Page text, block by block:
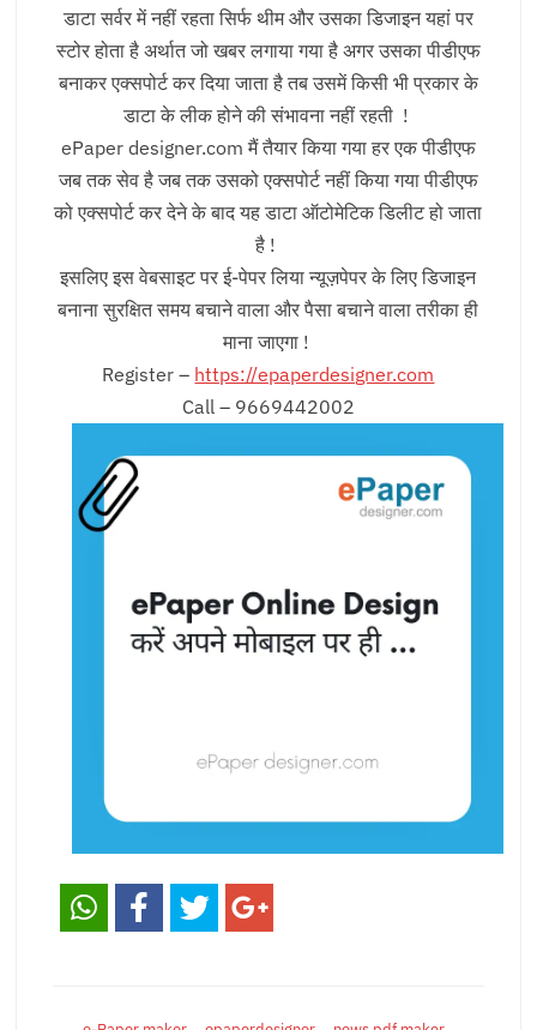
डाटा सर्वर में नहीं रहता सिर्फ थीम और उसका डिजाइन यहां पर
स्टोर होता है अर्थात जो खबर लगाया गया है अगर उसका पीडीएफ
बनाकर एक्सपोर्ट कर दिया जाता है तब उसमें किसी भी प्रकार के
डाटा के लीक होने की संभावना नहीं रहती !
ePaper designer.com मैं तैयार किया गया हर एक पीडीएफ
जब तक सेव है जब तक उसको एक्सपोर्ट नहीं किया गया पीडीएफ
को एक्सपोर्ट कर देने के बाद यह डाटा ऑटोमेटिक डिलीट हो जाता
है !
इसलिए इस वेबसाइट पर ई-पेपर लिया न्यूज़पेपर के लिए डिजाइन
बनाना सुरक्षित समय बचाने वाला और पैसा बचाने वाला तरीका ही
माना जाएगा !
Register – https://epaperdesigner.com
Call – 9669442002